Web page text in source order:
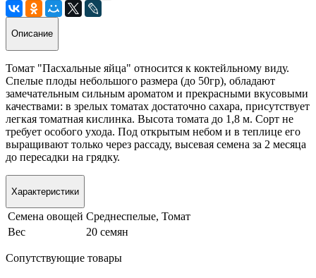
Описание
Томат "Пасхальные яйца" относится к коктейльному виду.
Спелые плоды небольшого размера (до 50гр), обладают
замечательным сильным ароматом и прекрасными вкусовыми
качествами: в зрелых томатах достаточно сахара, присутствует
легкая томатная кислинка. Высота томата до 1,8 м. Сорт не
требует особого ухода. Под открытым небом и в теплице его
выращивают только через рассаду, высевая семена за 2 месяца
до пересадки на грядку.
Характеристики
Семена овощей Среднеспелые, Томат
Вес
20 семян
Сопутствующие товары